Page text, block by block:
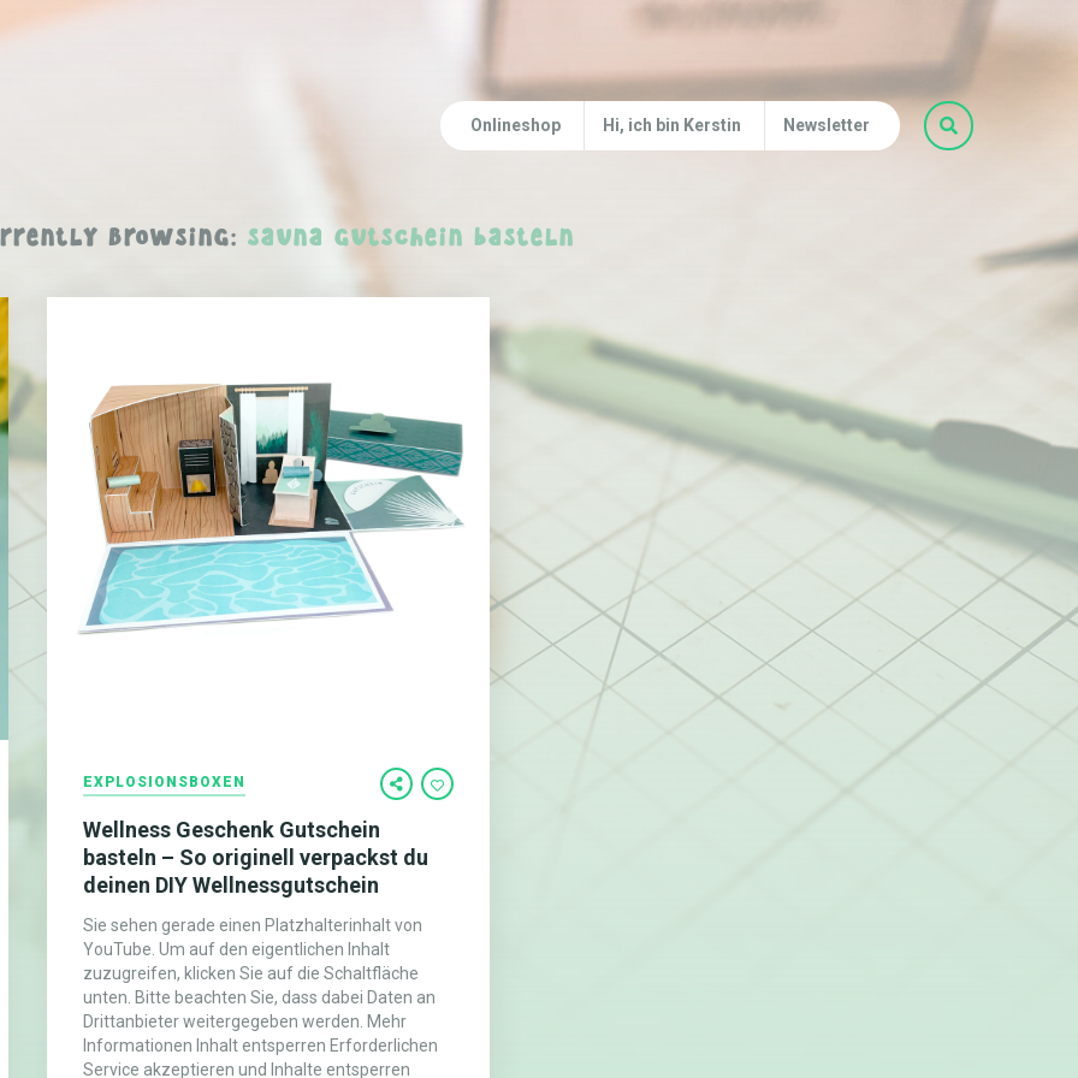
Onlineshop Hi, ich bin Kerstin Newsletter
Browsing: sauna gutschein basteln
EXPLOSIONSBOXEN
Wellness Geschenk Gutschein
basteln – So originell verpackst du
deinen DIY Wellnessgutschein
Sie sehen gerade einen Platzhalterinhalt von
YouTube. Um auf den eigentlichen Inhalt
zuzugreifen, klicken Sie auf die Schaltfläche
unten. Bitte beachten Sie, dass dabei Daten an
Drittanbieter weitergegeben werden. Mehr
Informationen Inhalt entsperren Erforderlichen
Service akzeptieren und Inhalte entsperren